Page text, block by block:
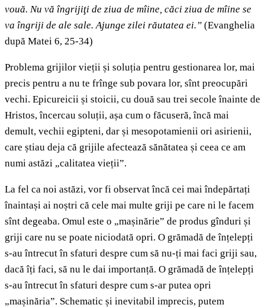
vouă. Nu vă îngrijiţi de ziua de mîine, căci ziua de mîine se
va îngriji de ale sale. Ajunge zilei răutatea ei.” (Evanghelia
după Matei 6, 25-34)
Problema grijilor vieții și soluția pentru gestionarea lor, mai
precis pentru a nu te frînge sub povara lor, sînt preocupări
vechi. Epicureicii și stoicii, cu două sau trei secole înainte de
Hristos, încercau soluții, așa cum o făcuseră, încă mai
demult, vechii egipteni, dar și mesopotamienii ori asirienii,
care știau deja că grijile afectează sănătatea și ceea ce am
numi astăzi „calitatea vieții”.
La fel ca noi astăzi, vor fi observat încă cei mai îndepărtați
înaintași ai noștri că cele mai multe griji pe care ni le facem
sînt degeaba. Omul este o „mașinărie” de produs gînduri și
griji care nu se poate niciodată opri. O grămadă de înțelepți
s-au întrecut în sfaturi despre cum să nu-ți mai faci griji sau,
dacă îți faci, să nu le dai importanță. O grămadă de înțelepți
s-au întrecut în sfaturi despre cum s-ar putea opri
„mașinăria”. Schematic și inevitabil imprecis, putem